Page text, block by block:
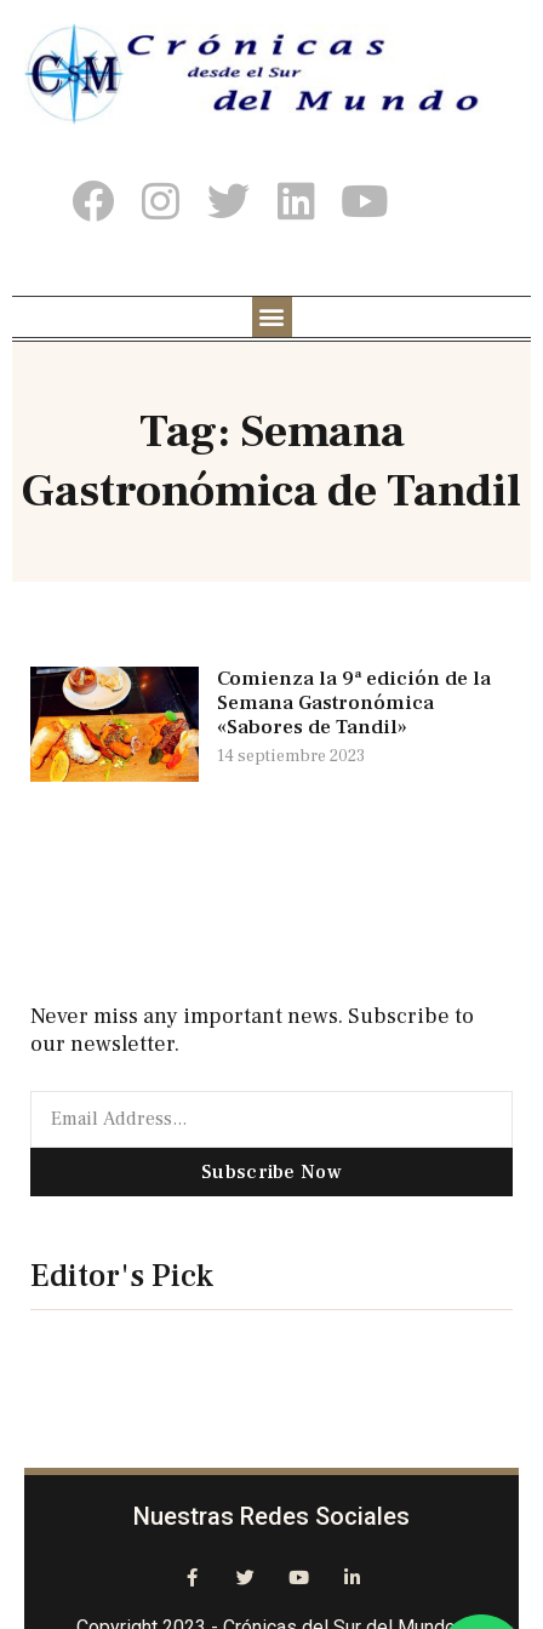
Tag: Semana
Gastronómica de Tandil
Comienza la 9ª edición de la
Semana Gastronómica
«Sabores de Tandil»
14 septiembre 2023
Never miss any important news. Subscribe to
our newsletter.
Subscribe Now
Editor's Pick
Nuestras Redes Sociales